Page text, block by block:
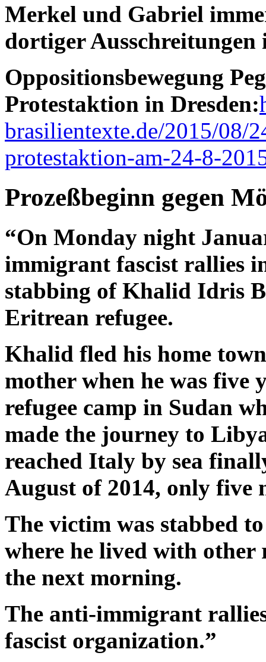
Merkel und Gabriel
dortiger Ausschreitungen
Oppositionsbewegung
Protestaktion in Dresden:
brasilientexte.de/2015/08/
protestaktion-am-24-8-
Prozeßbeginn gegen
“On Monday night
immigrant fascist rallies
stabbing of Khalid Idris
Eritrean refugee.
Khalid fled his home
mother when he was five
refugee camp in Sudan
made the journey to
reached Italy by sea
August of 2014, only five
The victim was stabbed
where he lived with other
the next morning.
The anti-immigrant
fascist organization.”